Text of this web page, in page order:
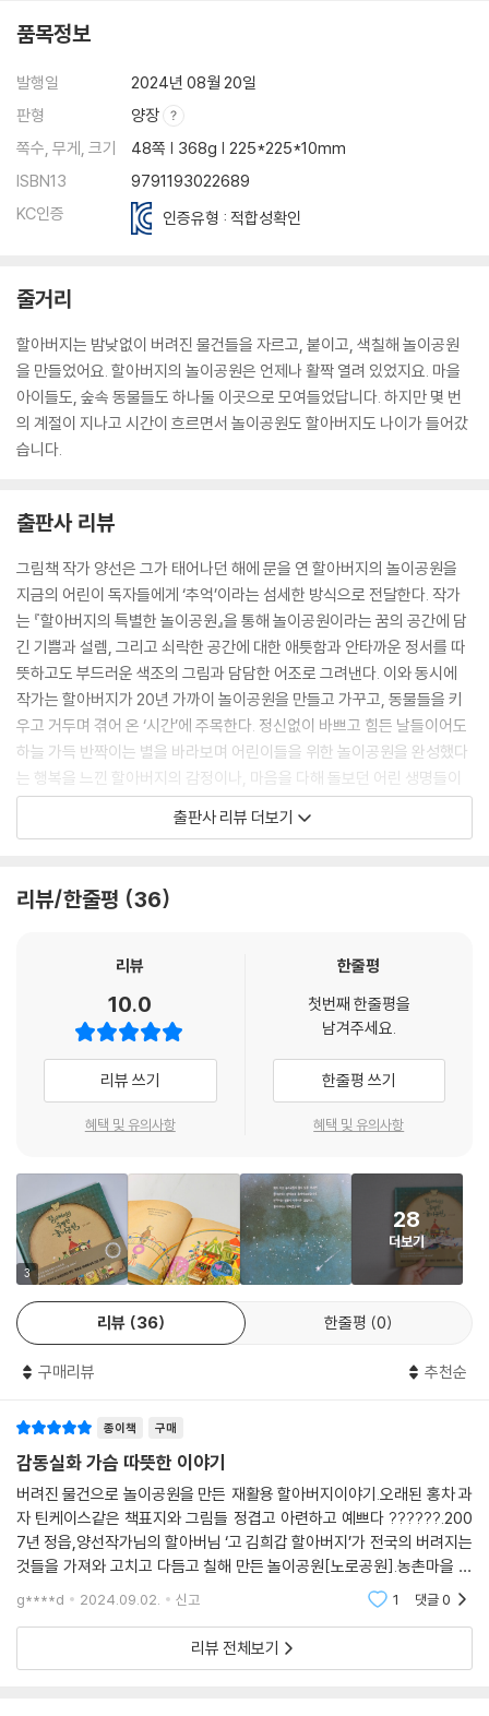
품목정보
발행일
2024년 08월 20일
판형
양장
쪽수, 무게, 크기
48쪽 | 368g | 225*225*10mm
ISBN13
9791193022689
KC인증
인증유형 : 적합성확인
줄거리
할아버지는 밤낮없이 버려진 물건들을 자르고, 붙이고, 색칠해 놀이공원
을 만들었어요. 할아버지의 놀이공원은 언제나 활짝 열려 있었지요. 마을
아이들도, 숲속 동물들도 하나둘 이곳으로 모여들었답니다. 하지만 몇 번
의 계절이 지나고 시간이 흐르면서 놀이공원도 할아버지도 나이가 들어갔
습니다.
출판사 리뷰
그림책 작가 양선은 그가 태어나던 해에 문을 연 할아버지의 놀이공원을
지금의 어린이 독자들에게 ‘추억’이라는 섬세한 방식으로 전달한다. 작가
는 『할아버지의 특별한 놀이공원』을 통해 놀이공원이라는 꿈의 공간에 담
긴 기쁨과 설렘, 그리고 쇠락한 공간에 대한 애틋함과 안타까운 정서를 따
뜻하고도 부드러운 색조의 그림과 담담한 어조로 그려낸다. 이와 동시에
작가는 할아버지가 20년 가까이 놀이공원을 만들고 가꾸고, 동물들을 키
우고 거두며 겪어 온 ‘시간’에 주목한다. 정신없이 바쁘고 힘든 날들이어도
하늘 가득 반짝이는 별을 바라보며 어린이들을 위한 놀이공원을 완성했다
는 행복을 느낀 할아버지의 감정이나, 마음을 다해 돌보던 어린 생명들이
성장해 놀이공원을 떠나고 더 이상 찾지 않던 날의 쓸쓸함 같은 할아버지
와 놀이공원의 희로애락을 흐르는 시간과 함께 빠짐없이 보여 준다.
도 언제까지나 계속되진 않는다. 하지만 이처럼 시간이 흐르기 때문에 할
를 맡으며 할아버지를 기억할 수 있다. 그리고 시간이 흘렀기 때문에 놀이
래된 사진 한 장을 발견할 수 있었다. 앨범 속 사진으로만 남았던 할아버지
의 놀이공원 또한 이제 그림책이라는 새로운 생명력을 얻었다. “누군가의
마음속에서 오래도록 향기로운 이야기로 다시 피어나기를” 바란다는 작가
의 말처럼 『할아버지의 특별한 놀이공원』은 오래도록 우리 곁에서 새로운
추억을 만들고 어린 시절을 추억하는 소중한 책이 되어 줄 것이다.
출판사 리뷰 더보기
리뷰/한줄평 36
리뷰
10.0
리뷰 쓰기
혜택 및 유의사항
한줄평
첫번째 한줄평을
남겨주세요.
한줄평 쓰기
혜택 및 유의사항
3
28
더보기
리뷰 36 한줄평 0
구매리뷰 추천순
종이책 구매
감동실화 가슴 따뜻한 이야기
버려진 물건으로 놀이공원을 만든 재활용 할아버지이야기.오래된 홍차 과
자 틴케이스같은 책표지와 그림들 정겹고 아련하고 예쁘다 ??????.200
7년 정읍,양선작가님의 할아버님 ‘고 김희갑 할아버지’가 전국의 버려지는
것들을 가져와 고치고 다듬고 칠해 만든 놀이공원[노로공원].농촌마을 지
역인들과 아이들의 놀이터가 된 공원은 갈곳 없는 동물들의 안식처도 되었
다고 한다.??8월 꿀
g****d 2024.09.02. 신고 1 댓글0
리뷰 전체보기